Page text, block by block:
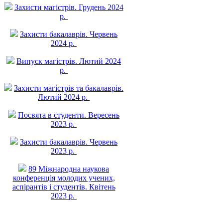
Захисти магістрів. Грудень 2024
р.
Захисти бакалаврів. Червень
2024 р.
Випуск магістрів. Лютий 2024
р.
Захисти магістрів та бакалаврів.
Лютий 2024 р.
Посвята в студенти. Вересень
2023 р.
Захисти бакалаврів. Червень
2023 р.
89 Міжнародна наукова
конференція молодих учених,
аспірантів і студентів. Квітень
2023 р.